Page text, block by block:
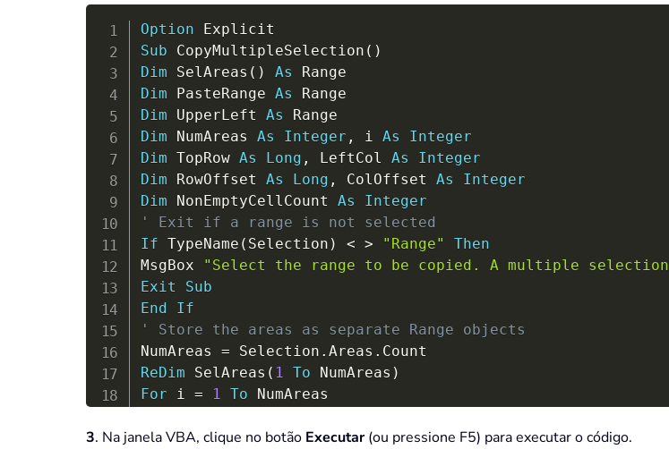
Option
Sub CopyMultipleSelection ( )
Dim SelAreas ( ) As
Dim PasteRange As
Dim UpperLeft As
Dim NumAreas As Integer , i As
Integer
Dim TopRow As Long , LeftCol As
Integer
Dim RowOffset As Long , ColOffset As
Integer
Dim NonEmptyCellCount As
Integer
' Exit if a range is not selected
If TypeName ( Selection ) < > "Range"
Then
MsgBox
"Select the range to be copied. A multiple
Exit
Sub
End
If
' Store the areas as separate Range objects
NumAreas = Selection . Areas .
ReDim SelAreas ( 1 To NumAreas )
For i = 1 To
Next
3. Na janela VBA, clique no botão Executar(ou pressione F5) para executar o código.